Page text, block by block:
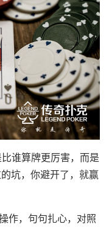
谁算牌更厉害，而是
坑，你避开了，就赢
作，句句扎心，对照